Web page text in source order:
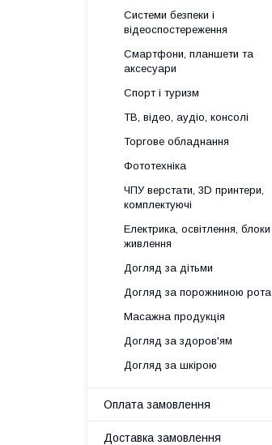
Системи безпеки і
відеоспостереження
Смартфони, планшети та
аксесуари
Спорт і туризм
ТВ, відео, аудіо, консолі
Торгове обладнання
Фототехніка
ЧПУ верстати, 3D принтери,
комплектуючі
Електрика, освітлення, блоки
живлення
Догляд за дітьми
Догляд за порожниною рота
Масажна продукція
Догляд за здоров'ям
Догляд за шкірою
Оплата замовлення
Доставка замовлення